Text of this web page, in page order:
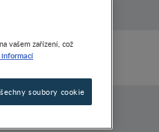
vašem zařízení, což
soubory cookie